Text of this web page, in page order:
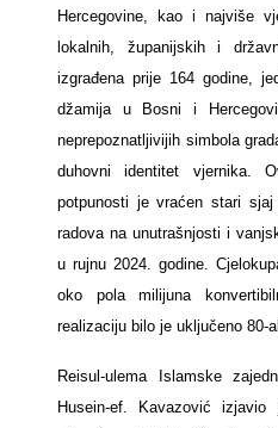
Hercegovine, kao i najviše
lokalnih, županijskih i
izgrađena prije 164 godine,
džamija u Bosni i
neprepoznatljivijih simbola
duhovni identitet vjernika.
potpunosti je vraćen stari
radova na unutrašnjosti i
u rujnu 2024. godine.
oko pola milijuna
realizaciju bilo je uključeno 80-
Reisul-ulema Islamske
Husein-ef. Kavazović